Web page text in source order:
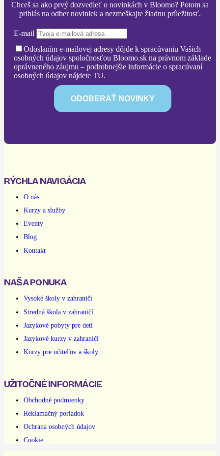
Chceš sa ako prvý dozvedieť o novinkách v Bloomo? Potom sa
prihlás na odber noviniek a nezmeškajte žiadnu príležitosť.
E-mail
Odoslaním e-mailovej adresy dôjde k spracúvaniu Vašich
osobných údajov spoločnosťou Bloomo.sk na právnom základe
oprávneného záujmu – podrobnejšie informácie o spracúvaní
osobných údajov nájdete TU.
RÝCHLA NAVIGÁCIA
O nás
Kurzy a služby
Eventy
Blog
Kontakt
NAŠA PONUKA
Vysoké školy v zahraničí
Stredná škola v zahraničí
Jazykové pobyty pre deti
Jazykové kurzy v zahraničí
Kurzy pre učiteľov a školy
UŽITOČNÉ INFORMÁCIE
Obchodné podmienky
Reklamačný poriadok
Ochrana osobných údajov
Cookie